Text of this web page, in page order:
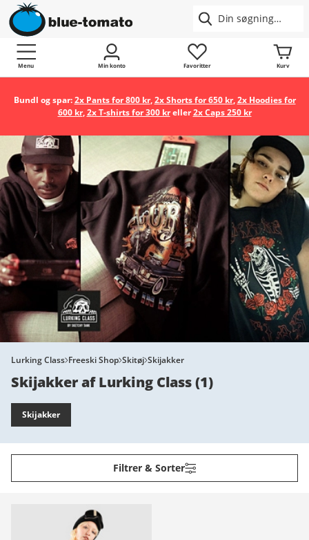
Menu Min konto Favoritter Kurv
Bundl og spar:2x Pants for 800 kr,2x Shorts for 650 kr,2x Hoodies for
600 kr,2x T-shirts for 300 kreller2x Caps 250 kr
Lurking Class Freeski Shop Skitøj Skijakker
Skijakker af Lurking Class(1)
Skijakker
Filtrer & Sorter